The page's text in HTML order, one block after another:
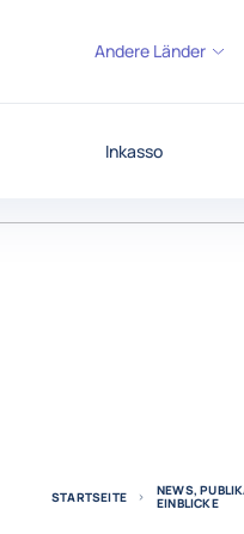
Inkasso
Andere Länder
STARTSEITE NEWS,
EINBLICKE